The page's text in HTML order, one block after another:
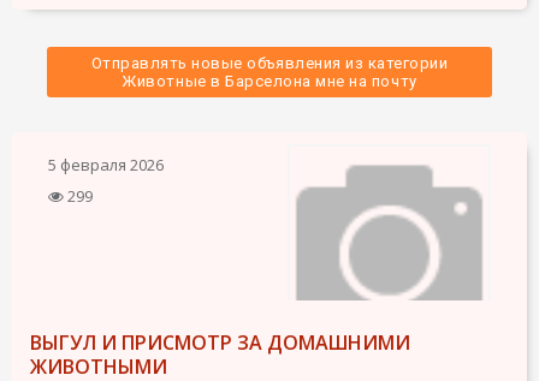
Отправлять новые объявления из категории
Животные в Барселона мне на почту
5 февраля 2026
299
ВЫГУЛ И ПРИСМОТР ЗА ДОМАШНИМИ
ЖИВОТНЫМИ